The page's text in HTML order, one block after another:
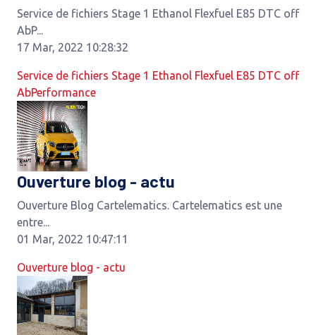
Service de fichiers Stage 1 Ethanol Flexfuel E85 DTC off
AbP...
17 Mar, 2022 10:28:32
Service de fichiers Stage 1 Ethanol Flexfuel E85 DTC off
AbPerformance
Ouverture blog - actu
Ouverture Blog Cartelematics. Cartelematics est une
entre...
01 Mar, 2022 10:47:11
Ouverture blog - actu